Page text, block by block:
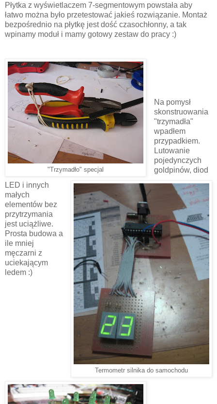
Płytka z wyświetlaczem 7-segmentowym powstała aby
łatwo można było przetestować jakieś rozwiązanie. Montaż
bezpośrednio na płytkę jest dość czasochłonny, a tak
wpinamy moduł i mamy gotowy zestaw do pracy :)
"Trzymadło" specjal
Termometr silnika do samochodu
Na pomysł
skonstruowania
"trzymadła"
wpadłem
przypadkiem.
Lutowanie
pojedynczych
goldpinów, diod
LED i innych
małych
elementów bez
przytrzymania
jest uciążliwe.
Prosta budowa a
ile mniej
męczarni z
uciekającym
ledem :)